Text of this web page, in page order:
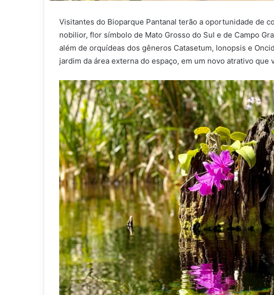
Visitantes do Bioparque Pantanal terão a oportunidade de
nobilior, flor símbolo de Mato Grosso do Sul e de Campo
além de orquídeas dos gêneros Catasetum, Ionopsis e
jardim da área externa do espaço, em um novo atrativo que